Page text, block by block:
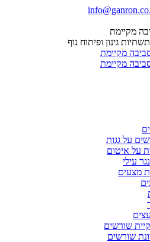
מקיימת
גינון ופיתוח נוף
על גגות
על איטום
עילי
מצעים
שורשים
שורשים